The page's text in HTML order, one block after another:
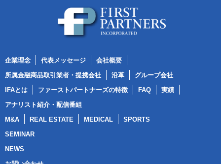
企業理念 代表メッセージ
会社概要
所属金融商品取引業者・提携会社
沿革
グループ会社
IFAとは
ファーストパートナーズの特徴 FAQ
実績
アナリスト紹介・配信番組
M&A
REAL ESTATE MEDICAL
SPORTS
SEMINAR
NEWS